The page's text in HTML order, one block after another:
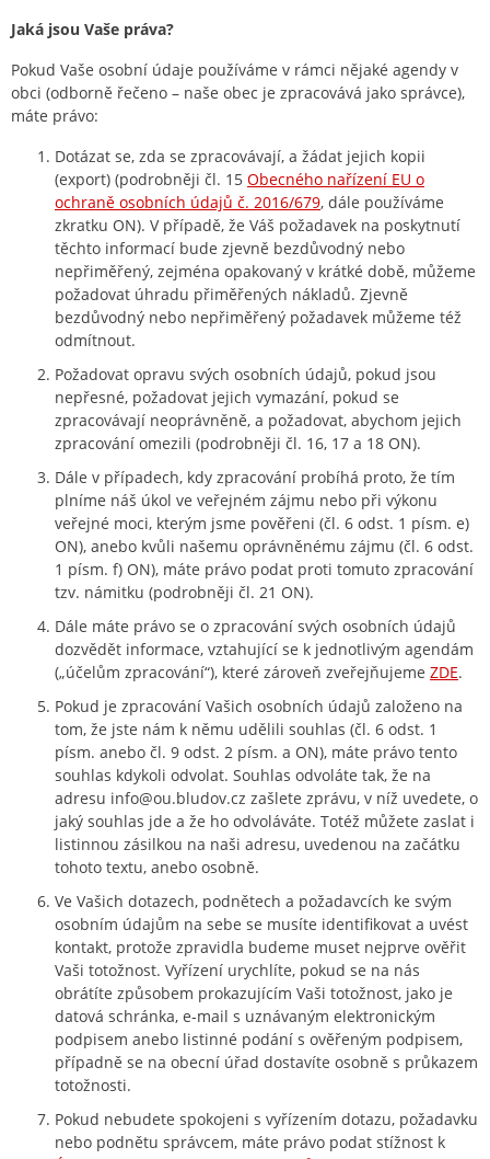
Jaká jsou Vaše práva?
Pokud Vaše osobní údaje používáme v rámci nějaké agendy v
obci (odborně řečeno – naše obec je zpracovává jako správce),
máte právo:
Dotázat se, zda se zpracovávají, a žádat jejich kopii
(export) (podrobněji čl. 15 Obecného nařízení EU o
ochraně osobních údajů č. 2016/679, dále používáme
zkratku ON). V případě, že Váš požadavek na poskytnutí
těchto informací bude zjevně bezdůvodný nebo
nepřiměřený, zejména opakovaný v krátké době, můžeme
požadovat úhradu přiměřených nákladů. Zjevně
bezdůvodný nebo nepřiměřený požadavek můžeme též
odmítnout.
Požadovat opravu svých osobních údajů, pokud jsou
nepřesné, požadovat jejich vymazání, pokud se
zpracovávají neoprávněně, a požadovat, abychom jejich
zpracování omezili (podrobněji čl. 16, 17 a 18 ON).
Dále v případech, kdy zpracování probíhá proto, že tím
plníme náš úkol ve veřejném zájmu nebo při výkonu
veřejné moci, kterým jsme pověřeni (čl. 6 odst. 1 písm. e)
ON), anebo kvůli našemu oprávněnému zájmu (čl. 6 odst.
1 písm. f) ON), máte právo podat proti tomuto zpracování
tzv. námitku (podrobněji čl. 21 ON).
Dále máte právo se o zpracování svých osobních údajů
dozvědět informace, vztahující se k jednotlivým agendám
(„účelům zpracování“), které zároveň zveřejňujeme ZDE.
Pokud je zpracování Vašich osobních údajů založeno na
tom, že jste nám k němu udělili souhlas (čl. 6 odst. 1
písm. anebo čl. 9 odst. 2 písm. a ON), máte právo tento
souhlas kdykoli odvolat. Souhlas odvoláte tak, že na
adresu info@ou.bludov.cz zašlete zprávu, v níž uvedete, o
jaký souhlas jde a že ho odvoláváte. Totéž můžete zaslat i
listinnou zásilkou na naši adresu, uvedenou na začátku
tohoto textu, anebo osobně.
Ve Vašich dotazech, podnětech a požadavcích ke svým
osobním údajům na sebe se musíte identifikovat a uvést
kontakt, protože zpravidla budeme muset nejprve ověřit
Vaši totožnost. Vyřízení urychlíte, pokud se na nás
obrátíte způsobem prokazujícím Vaši totožnost, jako je
datová schránka, e‑mail s uznávaným elektronickým
podpisem anebo listinné podání s ověřeným podpisem,
případně se na obecní úřad dostavíte osobně s průkazem
totožnosti.
Pokud nebudete spokojeni s vyřízením dotazu, požadavku
nebo podnětu správcem, máte právo podat stížnost k